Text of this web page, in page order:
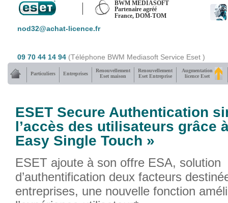
BWM MEDIASOFT
Partenaire agréé
France, DOM-TOM
nod32@achat-licence.fr
09 70 44 14 94 (Téléphone BWM Mediasoft Service Eset )
Particuliers Entreprises
Renouvellement
Eset maison
Renouvellement
Eset Entreprise
Augmentation
licence Eset
ESET Secure Authentication
l’accès des utilisateurs grâce
Easy Single Touch »
ESET ajoute à son offre ESA, solution
d’authentification deux facteurs
entreprises, une nouvelle fonction